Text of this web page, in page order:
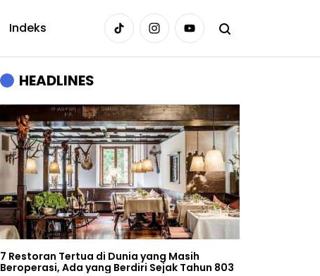
Indeks
HEADLINES
7 Restoran Tertua di Dunia yang Masih
Beroperasi, Ada yang Berdiri Sejak Tahun 803